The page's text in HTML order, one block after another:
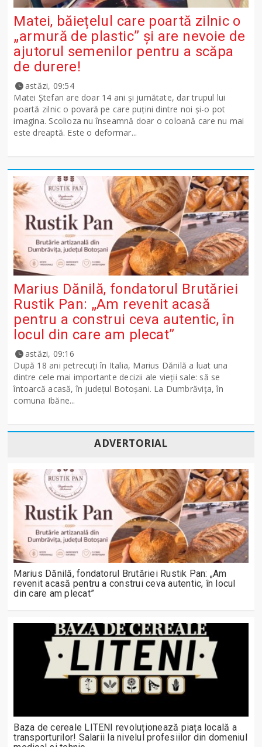
Matei, băiețelul care poartă zilnic o
„armură de plastic” și are nevoie de
ajutorul semenilor pentru a scăpa
de durere!
astăzi, 09:54
Matei Ștefan are doar 14 ani și jumătate, dar trupul lui
poartă zilnic o povară pe care puțini dintre noi și-o pot
imagina. Scolioza nu înseamnă doar o coloană care nu mai
este dreaptă. Este o deformar...
Marius Dănilă, fondatorul Brutăriei
Rustik Pan: „Am revenit acasă
pentru a construi ceva autentic, în
locul din care am plecat”
astăzi, 09:16
După 18 ani petrecuți în Italia, Marius Dănilă a luat una
dintre cele mai importante decizii ale vieții sale: să se
întoarcă acasă, în județul Botoșani. La Dumbrăvița, în
comuna Ibăne...
ADVERTORIAL
Marius Dănilă, fondatorul Brutăriei Rustik Pan: „Am
revenit acasă pentru a construi ceva autentic, în locul
din care am plecat”
Baza de cereale LITENI revoluționează piața locală a
transporturilor! Salarii la nivelul profesiilor din domeniul